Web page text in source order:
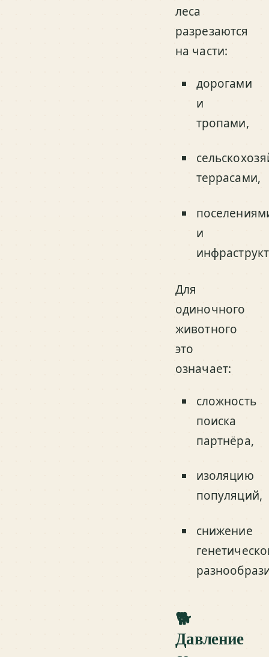
леса
разрезаются
на части:
дорогами
и
тропами,
террасами,
и
Для
одиночного
животного
это
означает:
сложность
поиска
партнёра,
изоляцию
популяций,
снижение
🐕
Давление